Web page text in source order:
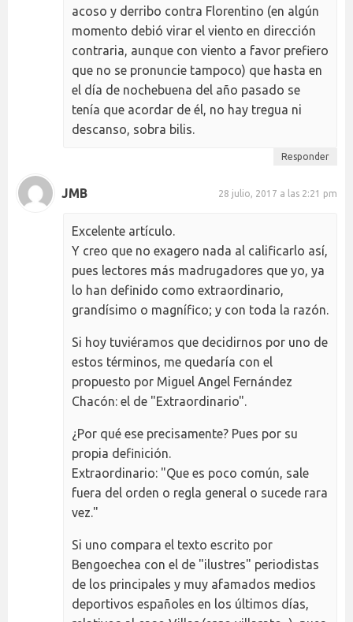
acoso y derribo contra Florentino (en algún
momento debió virar el viento en dirección
contraria, aunque con viento a favor prefiero
que no se pronuncie tampoco) que hasta en
el día de nochebuena del año pasado se
tenía que acordar de él, no hay tregua ni
descanso, sobra bilis.
Responder
JMB 28 julio, 2017 a las 2:21 pm
Excelente artículo.
Y creo que no exagero nada al calificarlo así,
pues lectores más madrugadores que yo, ya
lo han definido como extraordinario,
grandísimo o magnífico; y con toda la razón.
Si hoy tuviéramos que decidirnos por uno de
estos términos, me quedaría con el
propuesto por Miguel Angel Fernández
Chacón: el de "Extraordinario".
¿Por qué ese precisamente? Pues por su
propia definición.
Extraordinario: "Que es poco común, sale
fuera del orden o regla general o sucede rara
vez."
Si uno compara el texto escrito por
Bengoechea con el de "ilustres" periodistas
de los principales y muy afamados medios
deportivos españoles en los últimos días,